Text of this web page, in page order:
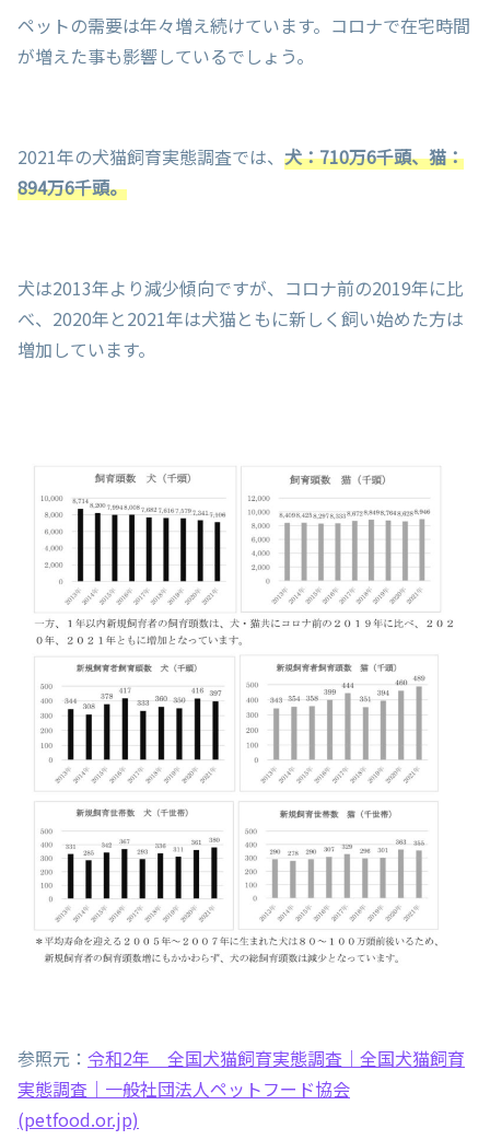
ペットの需要は年々増え続けています。コロナで在宅時間
が増えた事も影響しているでしょう。
2021年の犬猫飼育実態調査では、 犬：710万6千頭、猫：
894万6千頭。
犬は2013年より減少傾向ですが、コロナ前の2019年に比
べ、2020年と2021年は犬猫ともに新しく飼い始めた方は
増加しています。
参照元： 令和2年 全国犬猫飼育実態調査｜全国犬猫飼育
実態調査｜一般社団法人ペットフード協会
(petfood.or.jp)